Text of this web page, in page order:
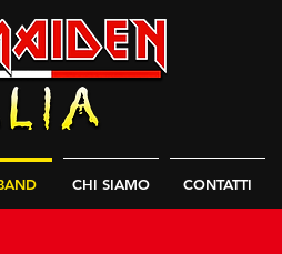
CHI SIAMO CONTATTI